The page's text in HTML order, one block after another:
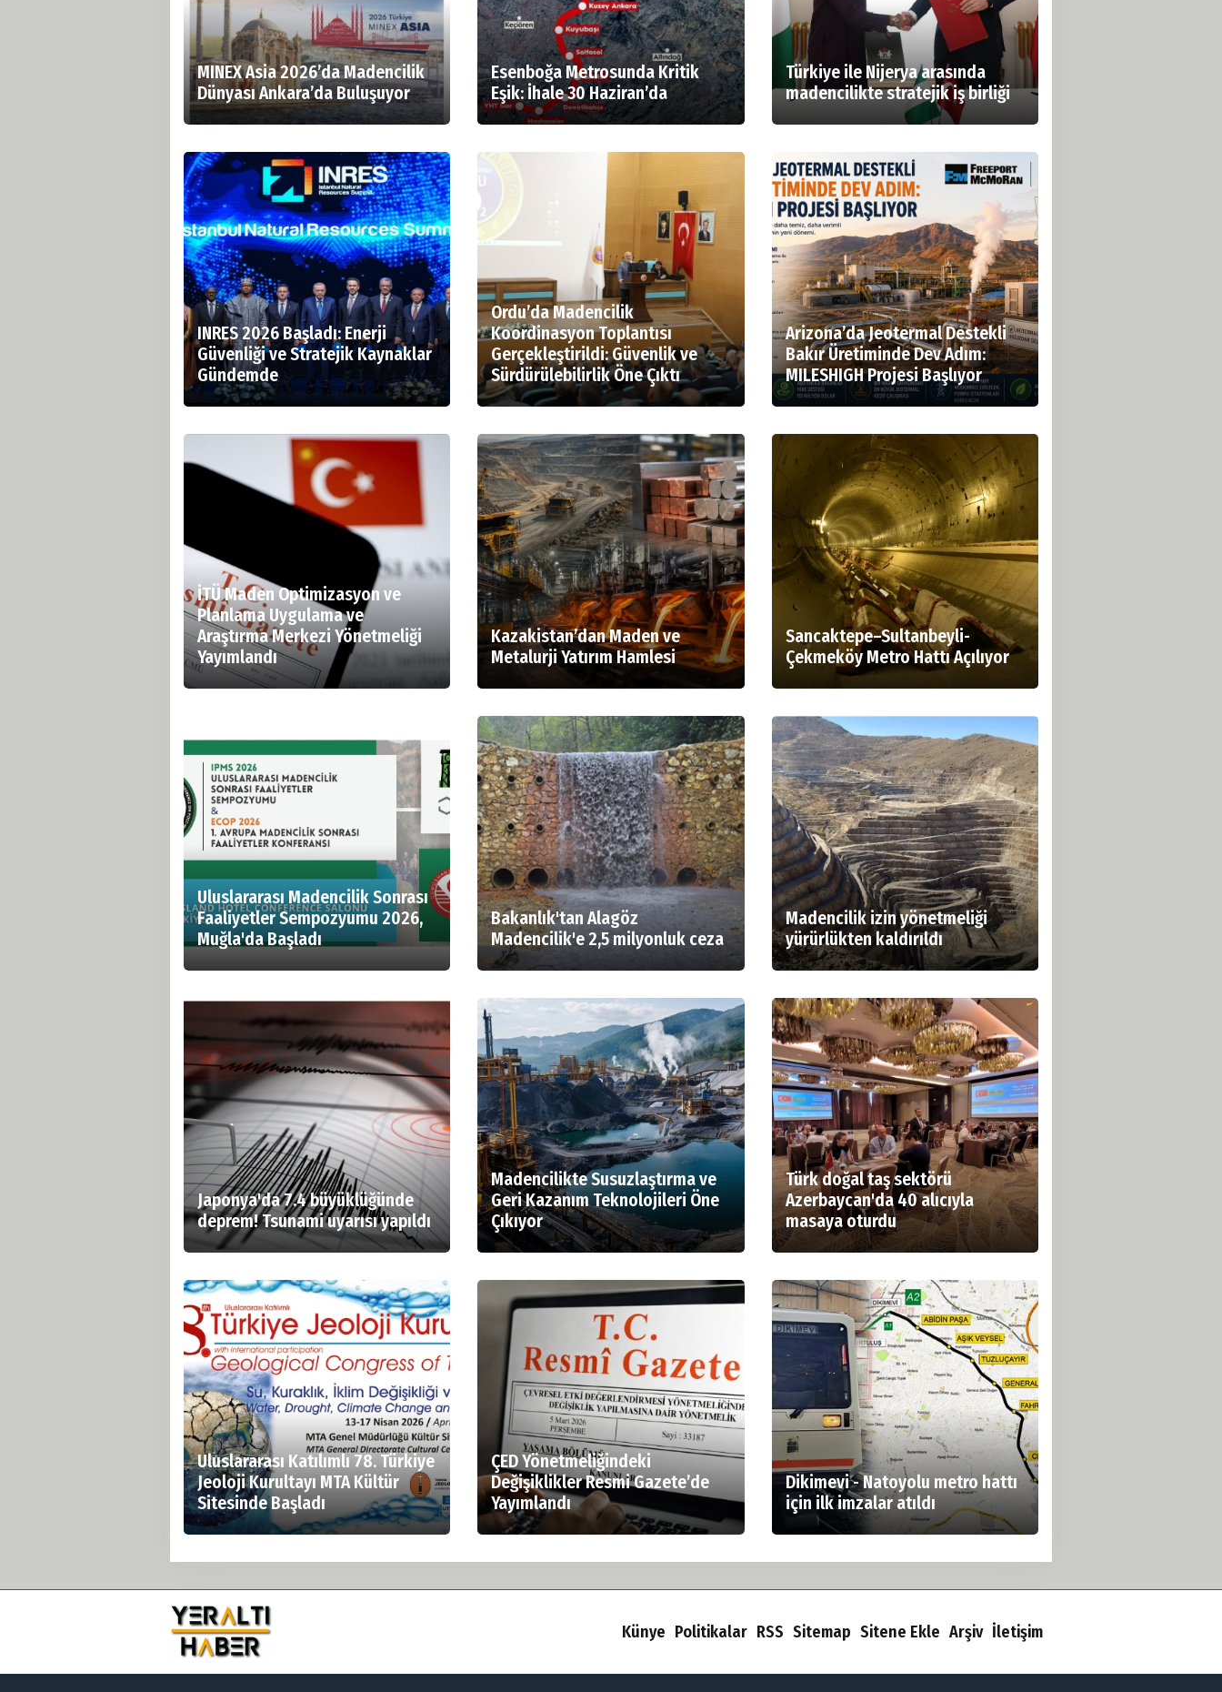
MINEX Asia 2026’da Madencilik
Dünyası Ankara’da Buluşuyor
Esenboğa Metrosunda Kritik
Eşik: İhale 30 Haziran’da
Türkiye ile Nijerya arasında
madencilikte stratejik iş birliği
INRES 2026 Başladı: Enerji
Güvenliği ve Stratejik Kaynaklar
Gündemde
Ordu’da Madencilik
Koordinasyon Toplantısı
Gerçekleştirildi: Güvenlik ve
Sürdürülebilirlik Öne Çıktı
Arizona’da Jeotermal Destekli
Bakır Üretiminde Dev Adım:
MILESHIGH Projesi Başlıyor
İTÜ Maden Optimizasyon ve
Planlama Uygulama ve
Araştırma Merkezi Yönetmeliği
Yayımlandı
Kazakistan’dan Maden ve
Metalurji Yatırım Hamlesi
Sancaktepe–Sultanbeyli-
Çekmeköy Metro Hattı Açılıyor
Uluslararası Madencilik Sonrası
Faaliyetler Sempozyumu 2026,
Muğla'da Başladı
Bakanlık'tan Alagöz
Madencilik'e 2,5 milyonluk ceza
Madencilik izin yönetmeliği
yürürlükten kaldırıldı
Japonya'da 7.4 büyüklüğünde
deprem! Tsunami uyarısı yapıldı
Madencilikte Susuzlaştırma ve
Geri Kazanım Teknolojileri Öne
Çıkıyor
Türk doğal taş sektörü
Azerbaycan'da 40 alıcıyla
masaya oturdu
Uluslararası Katılımlı 78. Türkiye
Jeoloji Kurultayı MTA Kültür
Sitesinde Başladı
ÇED Yönetmeliğindeki
Değişiklikler Resmi Gazete’de
Yayımlandı
Dikimevi - Natoyolu metro hattı
için ilk imzalar atıldı
Künye Politikalar RSS Sitemap Sitene Ekle Arşiv İletişim